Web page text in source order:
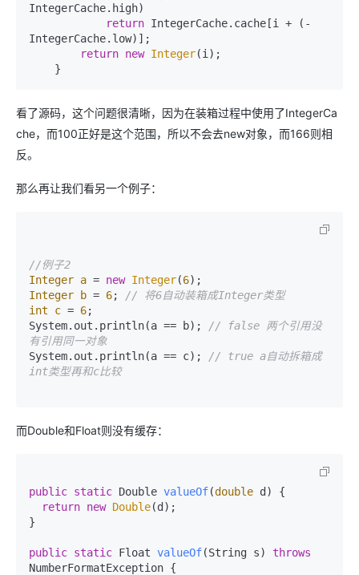
IntegerCache.high)
return IntegerCache.cache[i + (-
IntegerCache.low)];
return new Integer(i);
看了源码，这个问题很清晰，因为在装箱过程中使用了IntegerCa
che，而100正好是这个范围，所以不会去new对象，而166则相
反。
那么再让我们看另一个例子：
//例子2
Integer a = new Integer(6
Integer
b = 6;
// 将6自动装箱成Integer类型
int
c = 6;
System.out.println(a == b);
// false 两个引用没
有引用同一对象
System.out.println(a == c);
// true a自动拆箱成
int类型再和c比较
而Double和Float则没有缓存：
public static Double valueOf(double d)
{
return new Double(d);
}
public static Float valueOf(String s)
throws
NumberFormatException {